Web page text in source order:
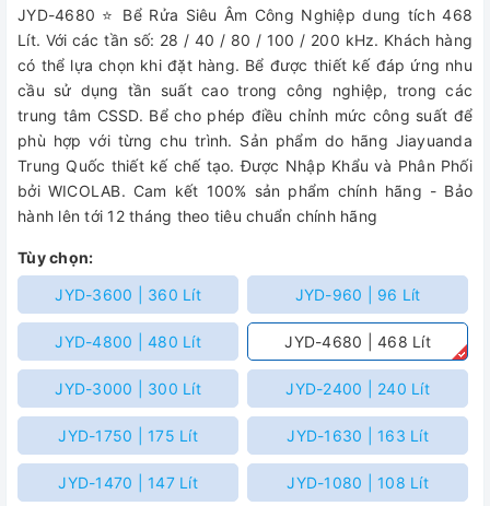
JYD-4680 ⭐ Bể Rửa Siêu Âm Công Nghiệp dung tích 468
Lít. Với các tần số: 28 / 40 / 80 / 100 / 200 kHz. Khách hàng
có thể lựa chọn khi đặt hàng. Bể được thiết kế đáp ứng nhu
cầu sử dụng tần suất cao trong công nghiệp, trong các
trung tâm CSSD. Bể cho phép điều chỉnh mức công suất để
phù hợp với từng chu trình. Sản phẩm do hãng Jiayuanda
Trung Quốc thiết kế chế tạo. Được Nhập Khẩu và Phân Phối
bởi WICOLAB. Cam kết 100% sản phẩm chính hãng - Bảo
hành lên tới 12 tháng theo tiêu chuẩn chính hãng
Tùy chọn:
JYD-3600 | 360 Lít
JYD-960 | 96 Lít
JYD-4800 | 480 Lít JYD-4680 | 468 Lít
JYD-3000 | 300 Lít JYD-2400 | 240 Lít
JYD-1750 | 175 Lít JYD-1630 | 163 Lít
JYD-1470 | 147 Lít JYD-1080 | 108 Lít